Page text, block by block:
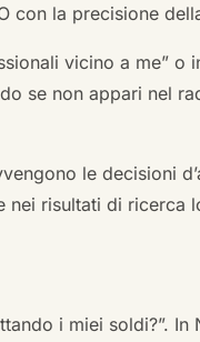
con la precisione
vicino a me” o
se non appari nel
le decisioni
risultati di ricerca
i miei soldi?”. In